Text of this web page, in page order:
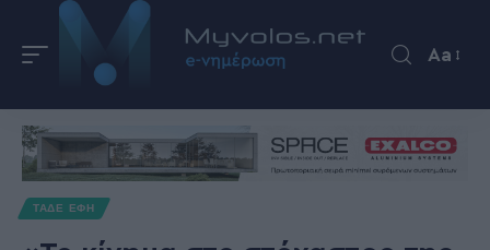
Aa
ΤΑΔΕ ΕΦΗ